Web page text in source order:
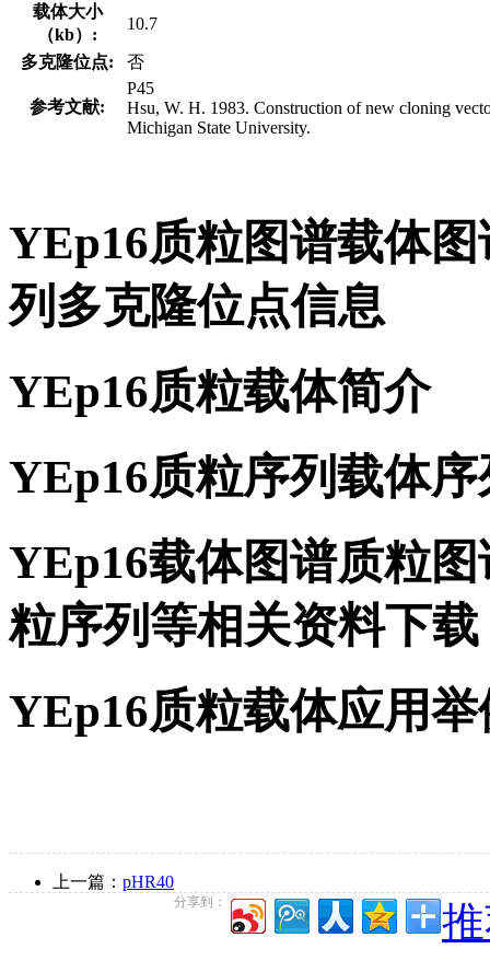
载体大小
（kb）:
10.7
多克隆位点: 否
参考文献:
P45
Hsu, W. H. 1983. Construction of new cloning
Michigan State University.
YEp16质粒图谱载体
列多克隆位点信息
YEp16质粒载体简介
YEp16质粒序列载体序
YEp16载体图谱质粒
粒序列等相关资料下载
YEp16质粒载体应用举
上一篇： pHR40
分享到：